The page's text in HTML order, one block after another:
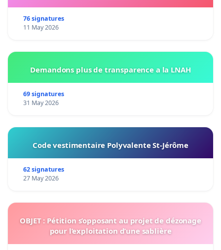
76 signatures
11 May 2026
Demandons plus de transparence a la LNAH
69 signatures
31 May 2026
Code vestimentaire Polyvalente St-Jérôme
62 signatures
27 May 2026
OBJET : Pétition s’opposant au projet de dézonage
pour l’exploitation d’une sablière